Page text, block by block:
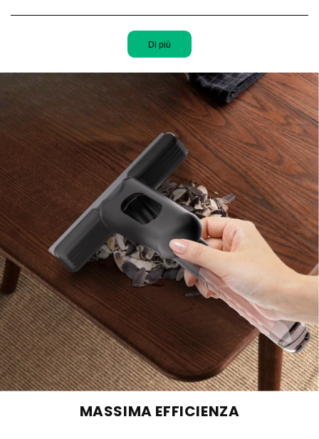
Di più
MASSIMA EFFICIENZA